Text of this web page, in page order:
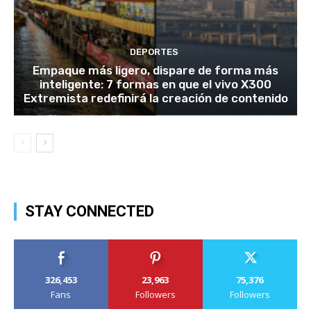
DEPORTES
Empaque más ligero, dispare de forma más
inteligente: 7 formas en que el vivo X300
Extremista redefinirá la creación de contenido
STAY CONNECTED
326,453
Fans
23,963
Followers
75,376
Followers